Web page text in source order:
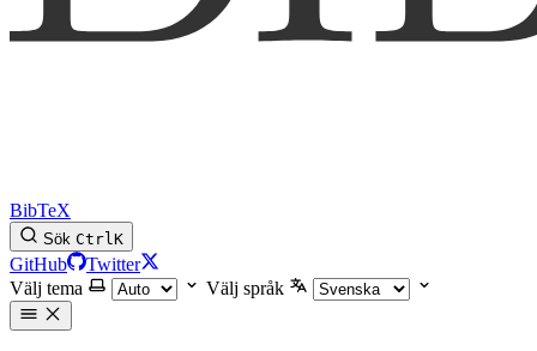
BibTeX
Sök CtrlK
GitHub
Twitter
Välj tema
Välj språk